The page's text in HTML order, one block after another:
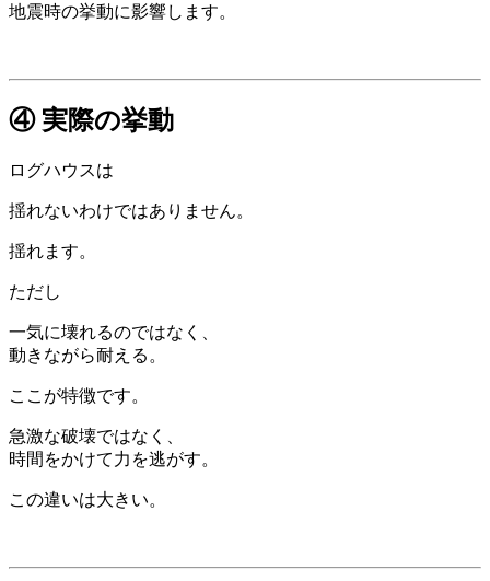
地震時の挙動に影響します。
④ 実際の挙動
ログハウスは
揺れないわけではありません。
揺れます。
ただし
一気に壊れるのではなく、
動きながら耐える。
ここが特徴です。
急激な破壊ではなく、
時間をかけて力を逃がす。
この違いは大きい。